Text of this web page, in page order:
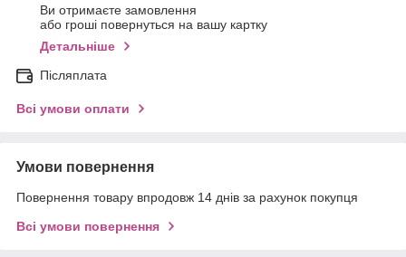
Ви отримаєте замовлення
або гроші повернуться на вашу картку
Детальніше
Післяплата
Всі умови оплати
Умови повернення
Повернення товару впродовж 14 днів за рахунок покупця
Всі умови повернення